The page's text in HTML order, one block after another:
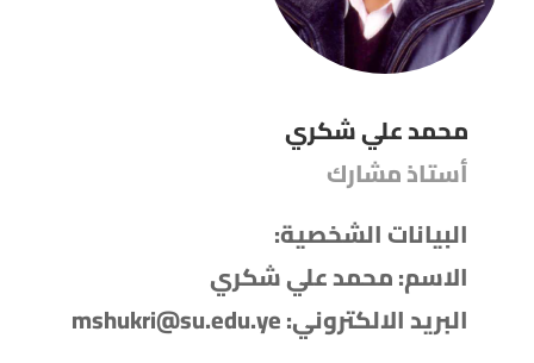
محمد علي شكري
أستاذ مشارك
البيانات الشخصية:
الاسم: محمد علي شكري
البريد الالكتروني: mshukri@su.edu.ye